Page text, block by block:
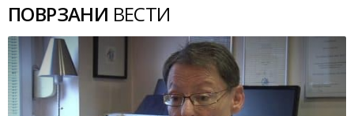
ПОВРЗАНИ ВЕСТИ